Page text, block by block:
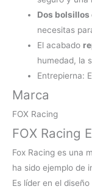
Dos bolsillos
necesitas
El acabado
humedad, la
Entrepierna:
Marca
FOX Racing
FOX Racing
Fox Racing es una
ha sido ejemplo de
Es líder en el